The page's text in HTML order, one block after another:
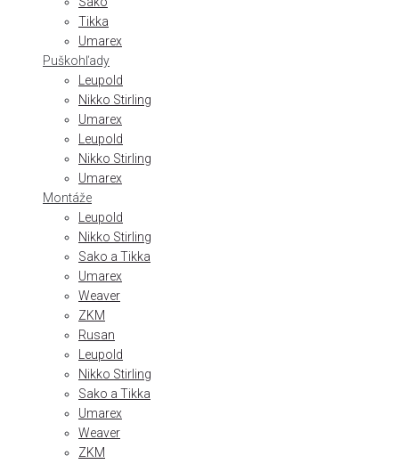
Tikka
Umarex
Puškohľady
Leupold
Nikko Stirling
Umarex
Leupold
Nikko Stirling
Umarex
Montáže
Leupold
Nikko Stirling
Sako a Tikka
Umarex
Weaver
ZKM
Rusan
Leupold
Nikko Stirling
Sako a Tikka
Umarex
Weaver
ZKM